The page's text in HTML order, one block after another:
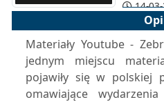
14-
Materiały Youtube -
jednym miejscu
pojawiły się w polskiej
omawiające